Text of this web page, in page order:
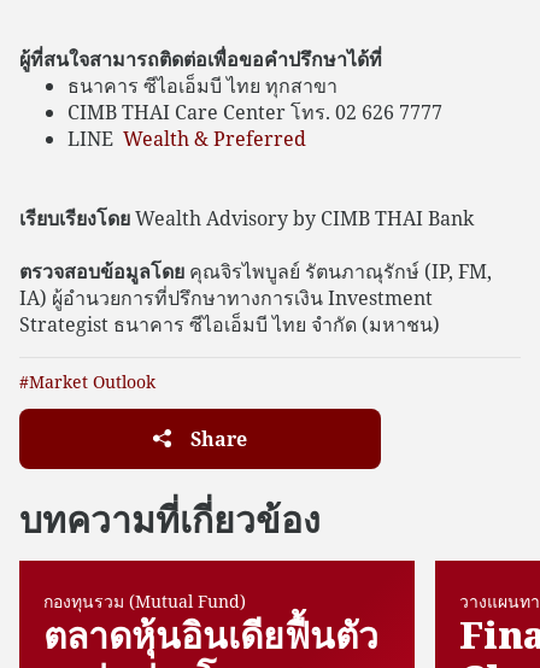
ผู้ที่สนใจสามารถติดต่อเพื่อขอคำปรึกษาได้ที่
ธนาคาร ซีไอเอ็มบี ไทย ทุกสาขา
CIMB THAI Care Center โทร. 02 626 7777
LINE Wealth & Preferred
เรียบเรียงโดยWealth Advisory by CIMB THAI Bank
ตรวจสอบข้อมูลโดย คุณจิรไพบูลย์ รัตนภาณุรักษ์ (IP, FM,
IA) ผู้อำนวยการที่ปรึกษาทางการเงิน Investment
Strategist ธนาคาร ซีไอเอ็มบี ไทย จำกัด (มหาชน)
#Market Outlook
Share
บทความที่เกี่ยวข้อง
กองทุนรวม (Mutual Fund)
ตลาดหุ้นอินเดียฟื้นตัว
วางแผนท